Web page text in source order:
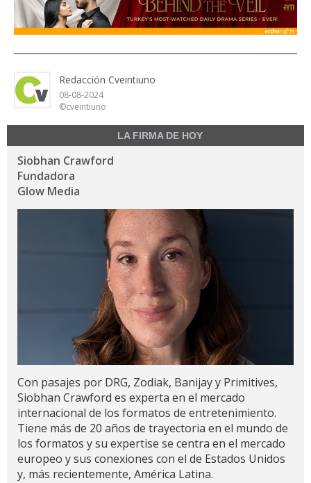
Redacción Cveintiuno
08-08-2024
©cveintiuno
LA FIRMA DE HOY
Siobhan Crawford
Fundadora
Glow Media
Con pasajes por DRG, Zodiak, Banijay y Primitives,
Siobhan Crawford es experta en el mercado
internacional de los formatos de entretenimiento.
Tiene más de 20 años de trayectoria en el mundo de
los formatos y su expertise se centra en el mercado
europeo y sus conexiones con el de Estados Unidos
y, más recientemente, América Latina.